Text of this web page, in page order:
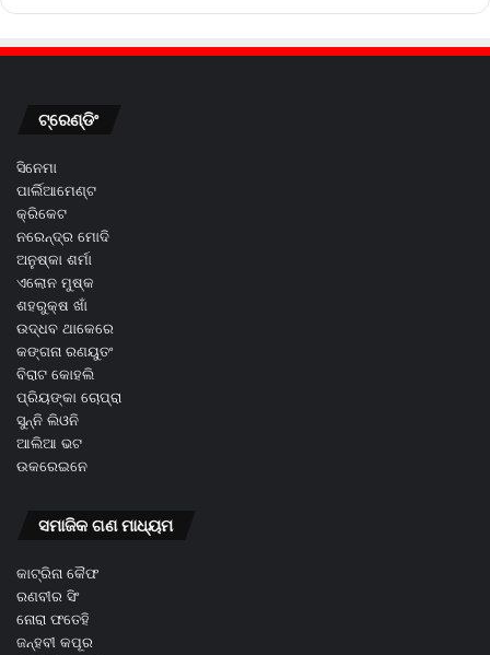
ଟ୍ରେଣ୍ଡିଂ
ସିନେମା
ପାର୍ଲିଆମେଣ୍ଟ
କ୍ରିକେଟ
ନରେନ୍ଦ୍ର ମୋଦି
ଅନୁଷ୍କା ଶର୍ମା
ଏଲୋନ ମୁଷ୍କ
ଶହରୁକ୍ଷ ଖାଁ
ଉଦ୍ଧବ ଥାକେରେ
କଙ୍ଗନା ରଣୟୁତଂ
ବିରାଟ କୋହଲି
ପ୍ରିୟଙ୍କା ଚୋପ୍ରା
ସୁନ୍ନି ଲିଓନି
ଆଲିଆ ଭଟ
ଉକରେଇନେ
ସମାଜିକ ଗଣ ମାଧ୍ୟମ
କାଟ୍ରିନା କୈଫ
ରଣବୀର ସିଂ
ନୋରା ଫତେହି
ଜନ୍ହବୀ କପୂର